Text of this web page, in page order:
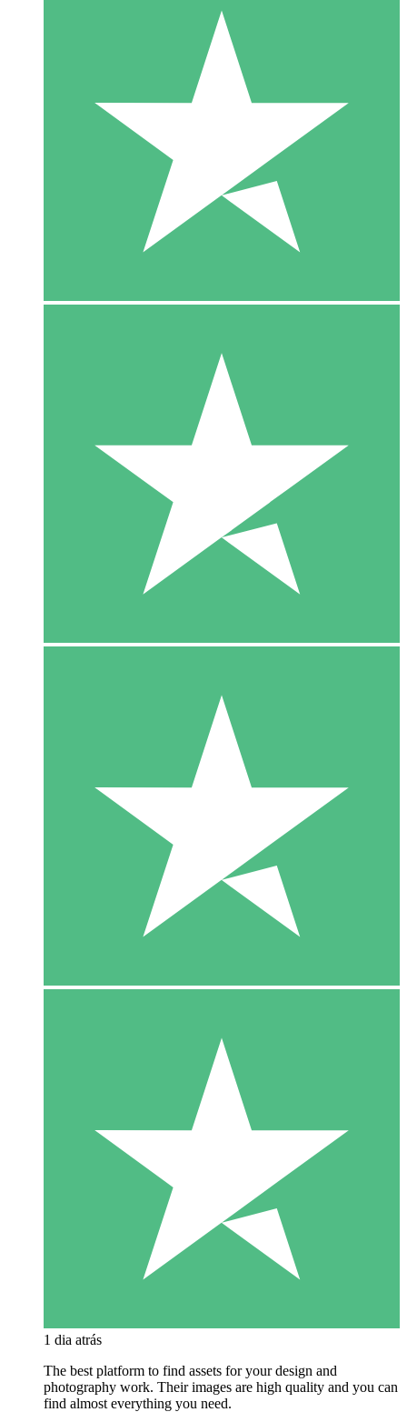
1 dia atrás
The best platform to find assets for your design and
photography work. Their images are high quality and you can
find almost everything you need.